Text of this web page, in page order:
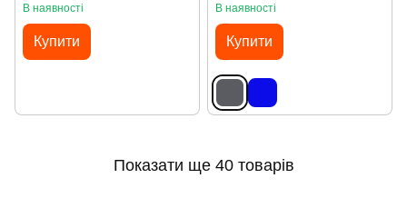
В наявності
Купити
В наявності
Купити
Показати ще 40 товарів